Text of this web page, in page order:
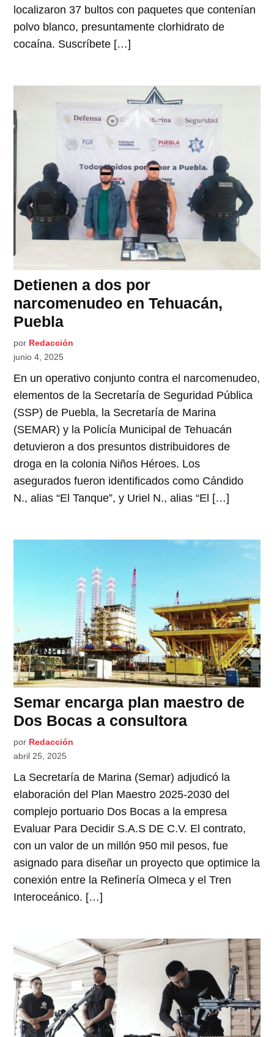
localizaron 37 bultos con paquetes que contenían
polvo blanco, presuntamente clorhidrato de
cocaína. Suscríbete […]
Detienen a dos por
narcomenudeo en Tehuacán,
Puebla
por Redacción
junio 4, 2025
En un operativo conjunto contra el narcomenudeo,
elementos de la Secretaría de Seguridad Pública
(SSP) de Puebla, la Secretaría de Marina
(SEMAR) y la Policía Municipal de Tehuacán
detuvieron a dos presuntos distribuidores de
droga en la colonia Niños Héroes. Los
asegurados fueron identificados como Cándido
N., alias “El Tanque”, y Uriel N., alias “El […]
Semar encarga plan maestro de
Dos Bocas a consultora
por Redacción
abril 25, 2025
La Secretaría de Marina (Semar) adjudicó la
elaboración del Plan Maestro 2025-2030 del
complejo portuario Dos Bocas a la empresa
Evaluar Para Decidir S.A.S DE C.V. El contrato,
con un valor de un millón 950 mil pesos, fue
asignado para diseñar un proyecto que optimice la
conexión entre la Refinería Olmeca y el Tren
Interoceánico. […]